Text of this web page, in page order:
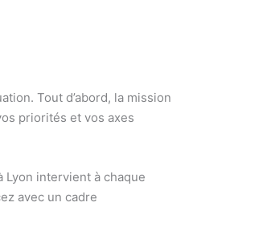
Tout d’abord, la mission
priorités et vos axes
Lyon intervient à chaque
avec un cadre